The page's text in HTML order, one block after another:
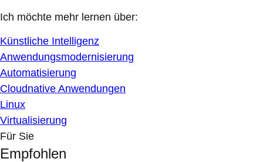
Ich möchte mehr lernen über:
Künstliche Intelligenz
Anwendungsmodernisierung
Automatisierung
Cloudnative Anwendungen
Linux
Virtualisierung
Für Sie
Empfohlen